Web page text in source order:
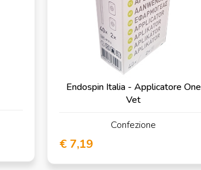
Endospin Italia - Applicatore One
Vet
Confezione
€ 7,19